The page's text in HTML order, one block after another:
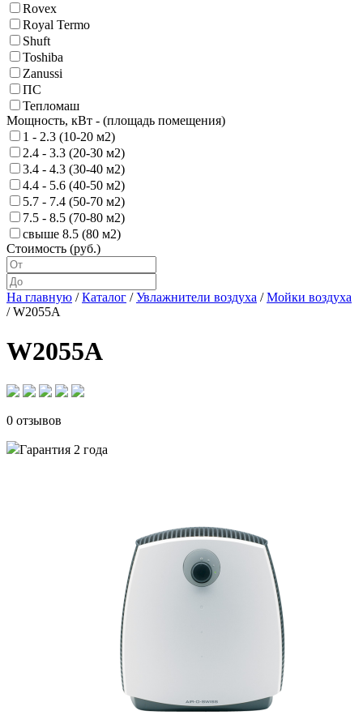
Rovex
Royal Termo
Shuft
Toshiba
Zanussi
ПС
Тепломаш
Мощность, кВт - (площадь помещения)
1 - 2.3 (10-20 м2)
2.4 - 3.3 (20-30 м2)
3.4 - 4.3 (30-40 м2)
4.4 - 5.6 (40-50 м2)
5.7 - 7.4 (50-70 м2)
7.5 - 8.5 (70-80 м2)
свыше 8.5 (80 м2)
Стоимость (руб.)
На главную /Каталог /Увлажнители воздуха /Мойки воздуха
/ W2055A
W2055A
0 отзывов
Гарантия 2 года